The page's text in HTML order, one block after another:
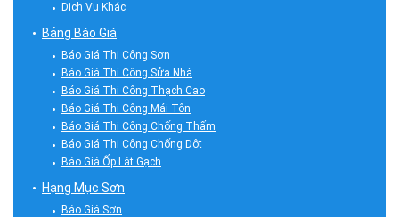
Dịch Vụ Khác
Bảng Báo Giá
Báo Giá Thi Công Sơn
Báo Giá Thi Công Sửa Nhà
Báo Giá Thi Công Thạch Cao
Báo Giá Thi Công Mái Tôn
Báo Giá Thi Công Chống Thấm
Báo Giá Thi Công Chống Dột
Báo Giá Ốp Lát Gạch
Hạng Mục Sơn
Báo Giá Sơn